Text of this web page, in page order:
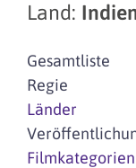
Land:
Gesamtliste
Regie
Länder
Filmkategorien